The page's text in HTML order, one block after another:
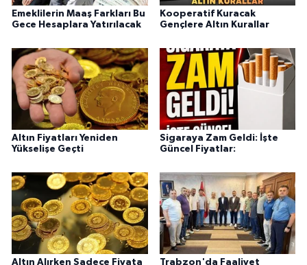
Emeklilerin Maaş Farkları Bu
Gece Hesaplara Yatırılacak
Kooperatif Kuracak
Gençlere Altın Kurallar
Altın Fiyatları Yeniden
Yükselişe Geçti
Sigaraya Zam Geldi: İşte
Güncel Fiyatlar:
Altın Alırken Sadece Fiyata Trabzon'da Faaliyet